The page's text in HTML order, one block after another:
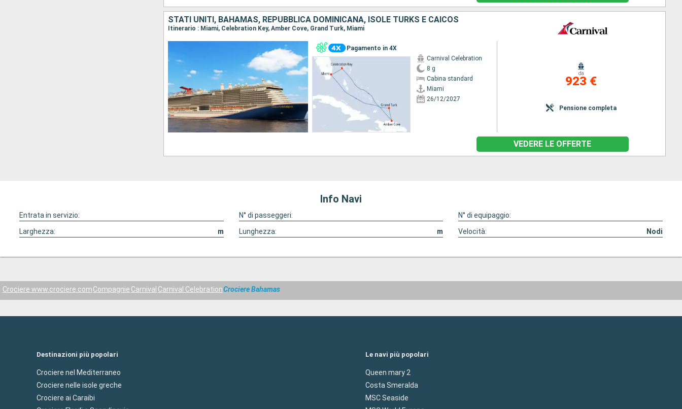
STATI UNITI, BAHAMAS, REPUBBLICA DOMINICANA, ISOLE TURKS E CAICOS
Itinerario : Miami, Celebration Key, Amber Cove, Grand Turk, Miami
Pagamento in 4X
Carnival Celebration
8 g
Cabina standard
Miami
26/12/2027
da
923 €
Pensione completa
VEDERE LE OFFERTE
Info Navi
Entrata in servizio: N° di passeggeri:
N° di equipaggio:
Larghezza:
m Lunghezza: m Velocità: Nodi
Crociere www.crociere.comCompagnie Carnival Carnival CelebrationCrociere Bahamas
Destinazioni più popolari
Crociere nel Mediterraneo
Crociere nelle isole greche
Crociere ai Caraibi
Le navi più popolari
Queen mary 2
Costa Smeralda
MSC Seaside